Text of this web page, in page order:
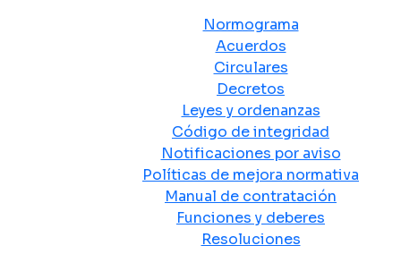
Normograma
Acuerdos
Circulares
Decretos
Leyes y ordenanzas
Código de integridad
Notificaciones por aviso
Políticas de mejora normativa
Manual de contratación
Funciones y deberes
Resoluciones